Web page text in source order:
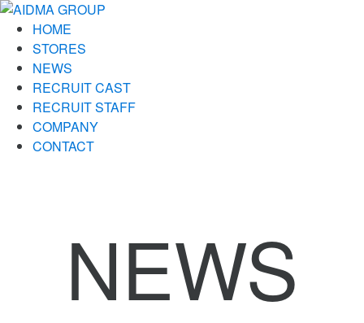
HOME
STORES
NEWS
RECRUIT CAST
RECRUIT STAFF
COMPANY
CONTACT
NEWS